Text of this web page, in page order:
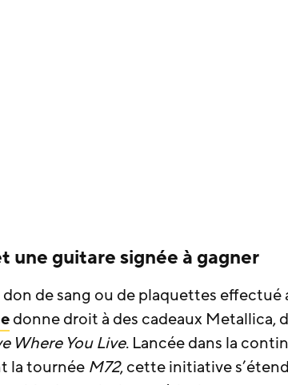
une guitare signée à gagner
de sang ou de plaquettes effectué
donne droit à des cadeaux Metallica,
Where You Live. Lancée dans la
la tournée M72, cette initiative